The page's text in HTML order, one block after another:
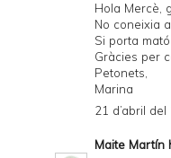
Hola Mercè,
No coneixia
Si porta
Gràcies per
Petonets,
Marina
21 d’abril
Maite Martín